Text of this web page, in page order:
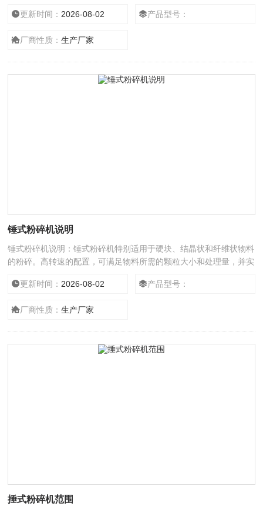
子与筛网； c） 设计的优势在于，仅有少数与物料接触的焊接部分需
更新时间： 2026-08-02 产品型号：
厂商性质：生产厂家
锤式粉碎机说明
锤式粉碎机说明：锤式粉碎机特别适用于硬块、结晶状和纤维状物料
的粉碎。高转速的配置，可满足物料所需的颗粒大小和处理量，并实
擦，同时降低工作时的温度，对于特殊物料可以配备水冷降温系统，
更新时间： 2026-08-02 产品型号：
厂商性质：生产厂家
捶式粉碎机范围